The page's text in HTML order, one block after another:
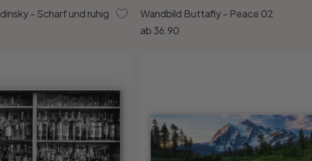
- Scharf und ruhig
Wandbild Buttafly - Peace 02
ab36.90